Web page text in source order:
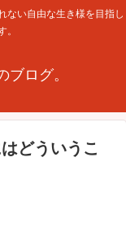
い自由な生き様を目指し
。
ブログ。
どういうこ